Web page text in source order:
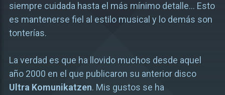
siempre cuidada hasta el más mínimo detalle… Esto
es mantenerse fiel al estilo musical y lo demás son
tonterías.
La verdad es que ha llovido muchos desde aquel
año 2000 en el que publicaron su anterior disco
Ultra Komunikatzen. Mis gustos se ha